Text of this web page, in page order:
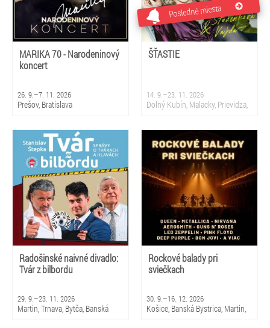
MARIKA 70 - Narodeninový
koncert
26. 9.–7. 11. 2026
Prešov, Bratislava
Posledné miesta
ŠŤASTIE
14. 9.–23. 11. 2026
Dolný Kubín, Malacky, Prievidza,
Dubnica, Partizánske, Topoľčany,
Bratislava
Radošinské naivné divadlo:
Tvár z bilbordu
29. 9.–23. 11. 2026
Martin, Trnava, Bytča, Banská
Rockové balady pri
sviečkach
30. 9.–16. 12. 2026
Košice, Banská Bystrica, Martin,